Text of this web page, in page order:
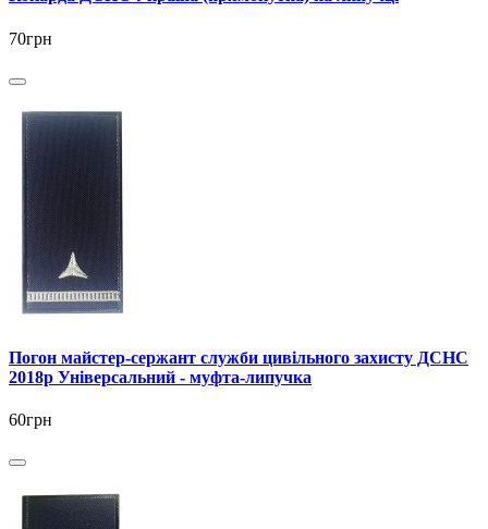
70грн
Погон майстер-сержант служби цивільного захисту ДСНС
2018р Універсальний - муфта-липучка
60грн